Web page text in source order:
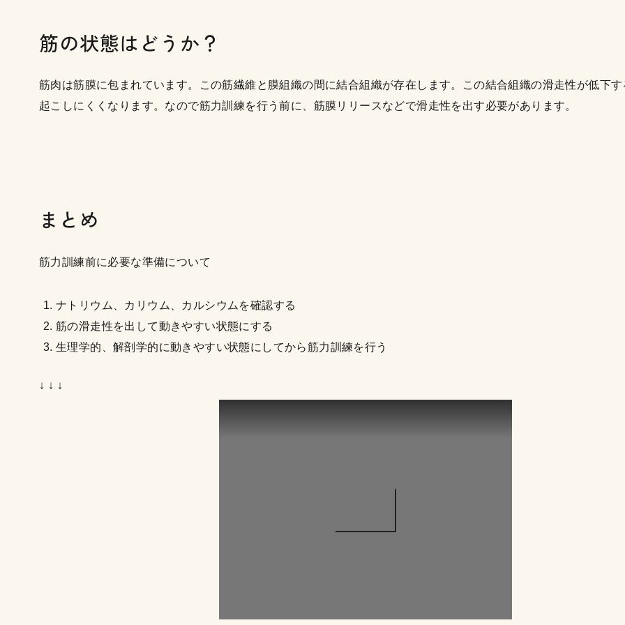
筋の状態はどうか？
筋肉は筋膜に包まれています。この筋繊維と膜組織の間に結合組織が存在します。この結合組織の滑走性が低下す
起こしにくくなります。なので筋力訓練を行う前に、筋膜リリースなどで滑走性を出す必要があります。
まとめ
筋力訓練前に必要な準備について
ナトリウム、カリウム、カルシウムを確認する
筋の滑走性を出して動きやすい状態にする
生理学的、解剖学的に動きやすい状態にしてから筋力訓練を行う
↓ ↓ ↓